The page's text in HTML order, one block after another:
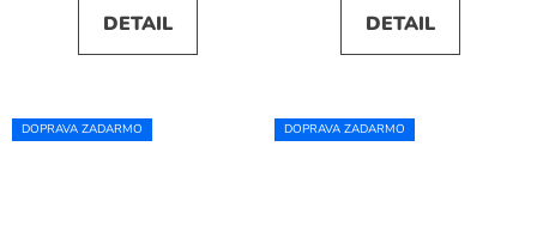
DETAIL DETAIL
DOPRAVA ZADARMO DOPRAVA ZADARMO